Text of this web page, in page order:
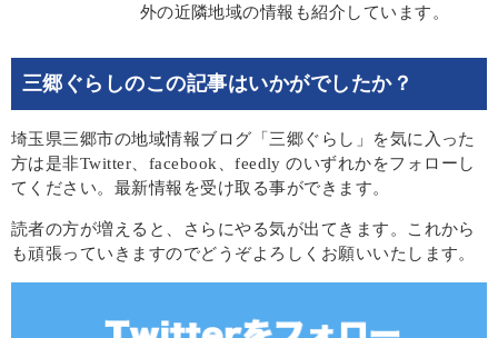
外の近隣地域の情報も紹介しています。
三郷ぐらしのこの記事はいかがでしたか？
埼玉県三郷市の地域情報ブログ「三郷ぐらし」を気に入った
方は是非Twitter、facebook、feedly のいずれかをフォローし
てください。最新情報を受け取る事ができます。
読者の方が増えると、さらにやる気が出てきます。これから
も頑張っていきますのでどうぞよろしくお願いいたします。